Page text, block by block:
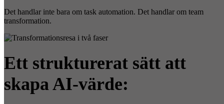
Det handlar inte bara om task automation. Det handlar om team
transformation.
Ett strukturerat sätt att
skapa AI-värde: